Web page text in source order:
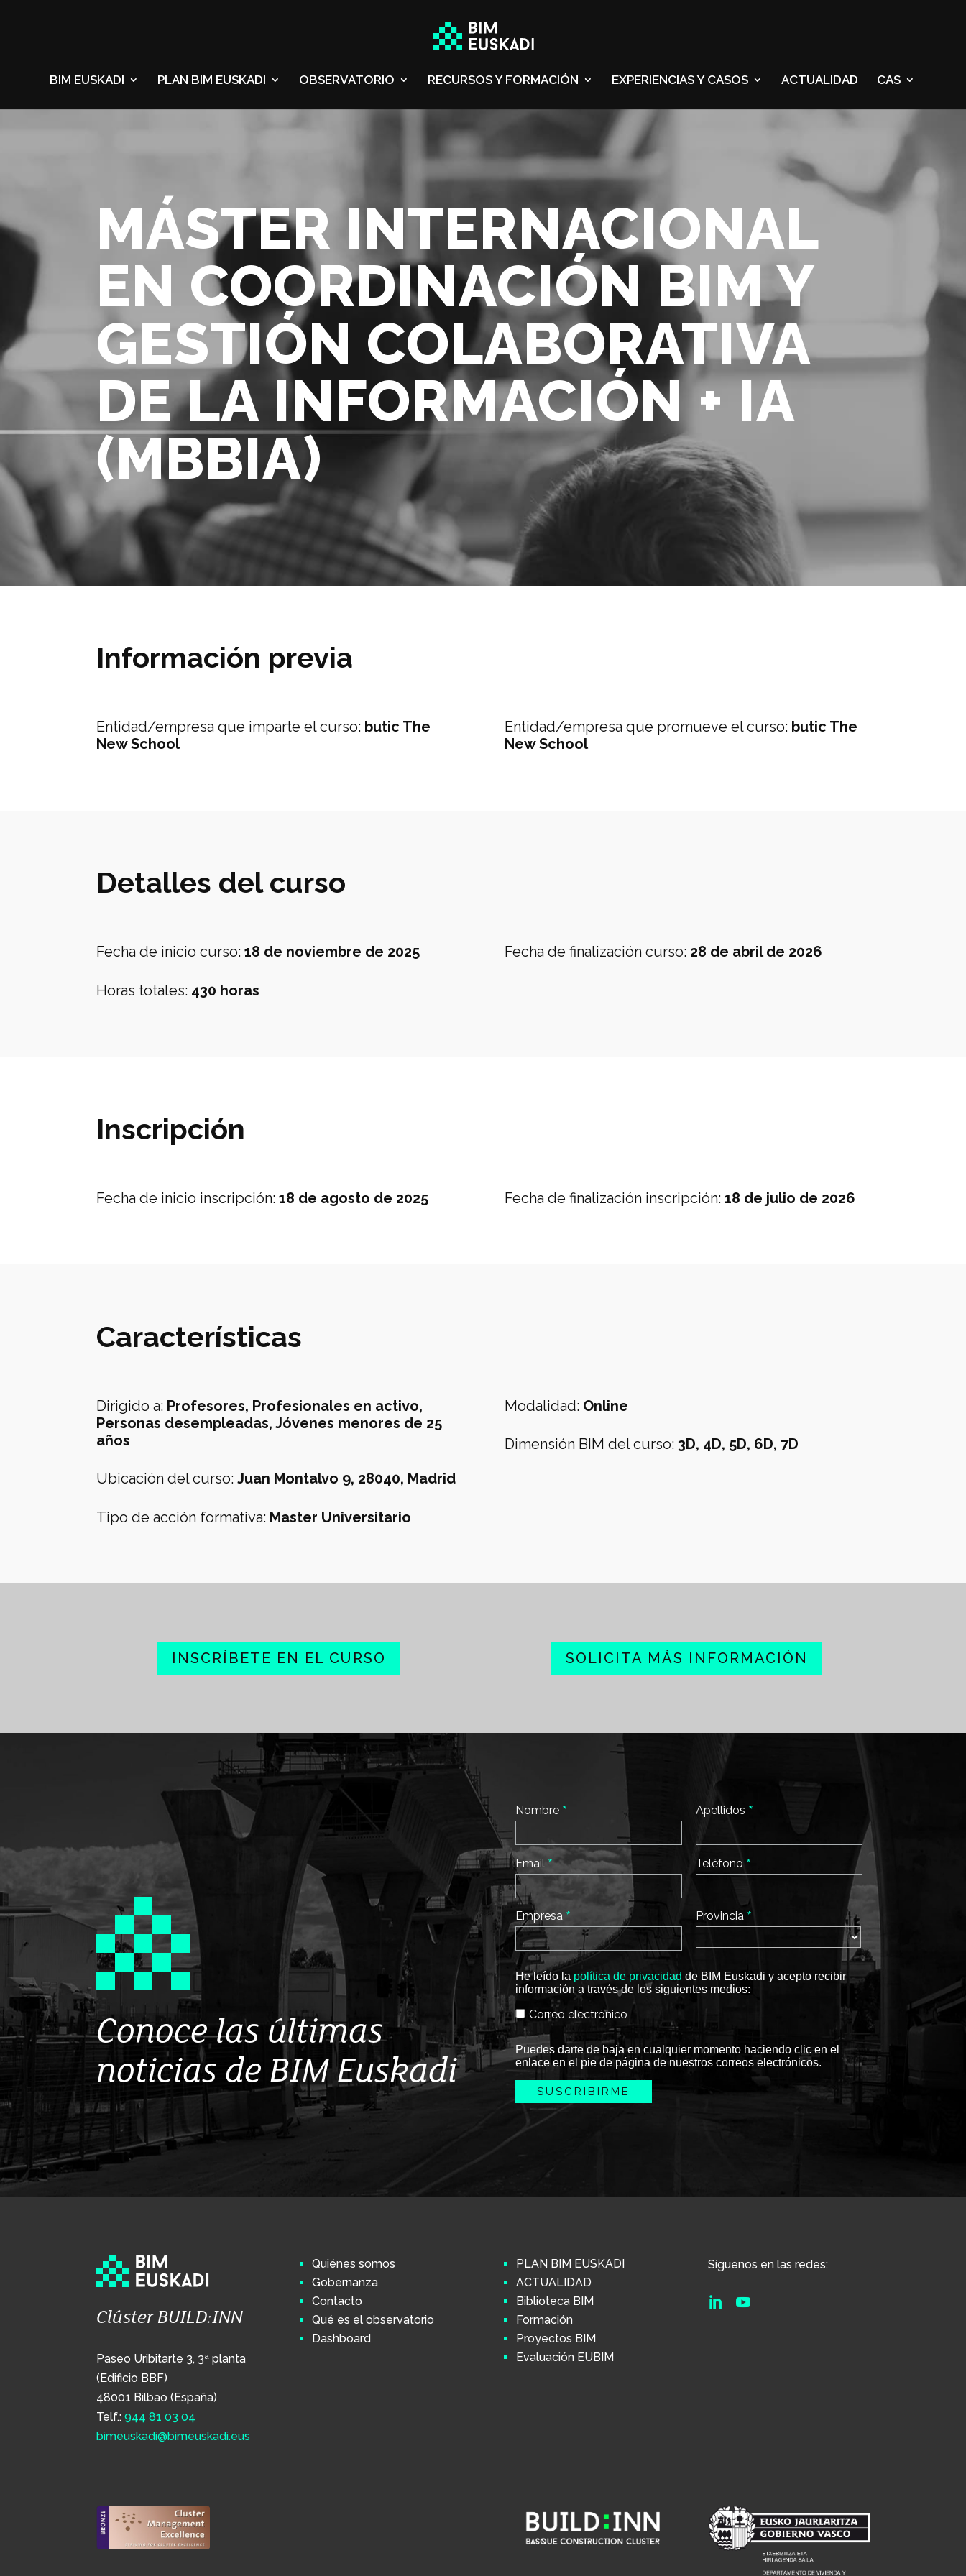
BIM EUSKADI PLAN BIM EUSKADI OBSERVATORIO RECURSOS Y FORMACIÓN EXPERIENCIAS Y CASOS ACTUALIDAD CAS
MÁSTER INTERNACIONAL
EN COORDINACIÓN BIM Y
GESTIÓN COLABORATIVA
DE LA INFORMACIÓN + IA
(MBBIA)
Información previa
Entidad/empresa que imparte el curso: butic The
New School
Entidad/empresa que promueve el curso: butic The
New School
Detalles del curso
Fecha de inicio curso:18 de noviembre de 2025
Horas totales: 430 horas
Fecha de finalización curso: 28 de abril de 2026
Inscripción
Fecha de inicio inscripción:18 de agosto de 2025 Fecha de finalización inscripción: 18 de julio de 2026
Características
Dirigido a: Profesores, Profesionales en activo,
Personas desempleadas, Jóvenes menores de 25
años
Ubicación del curso:Juan Montalvo 9, 28040, Madrid
Tipo de acción formativa: Master Universitario
Modalidad: Online
Dimensión BIM del curso: 3D, 4D, 5D, 6D, 7D
INSCRÍBETE EN EL CURSO SOLICITA MÁS INFORMACIÓN
Conoce las últimas
noticias de BIM Euskadi
Nombre *
Email *
Empresa *
Apellidos *
Teléfono *
Provincia *
He leído la política de privacidad de BIM Euskadi y acepto recibir
información a través de los siguientes medios:
Correo electrónico
Puedes darte de baja en cualquier momento haciendo clic en el
enlace en el pie de página de nuestros correos electrónicos.
Clúster BUILD:INN
Paseo Uribitarte 3, 3ª planta
(Edificio BBF)
48001 Bilbao (España)
Telf.:944 81 03 04
bimeuskadi@bimeuskadi.eus
Quiénes somos
Gobernanza
Contacto
Qué es el observatorio
Dashboard
PLAN BIM EUSKADI
ACTUALIDAD
Biblioteca BIM
Formación
Proyectos BIM
Evaluación EUBIM
Síguenos en las redes:
 